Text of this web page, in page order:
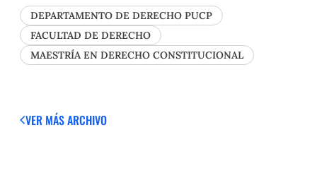
DEPARTAMENTO DE DERECHO PUCP
FACULTAD DE DERECHO
MAESTRÍA EN DERECHO CONSTITUCIONAL
VER MÁSARCHIVO